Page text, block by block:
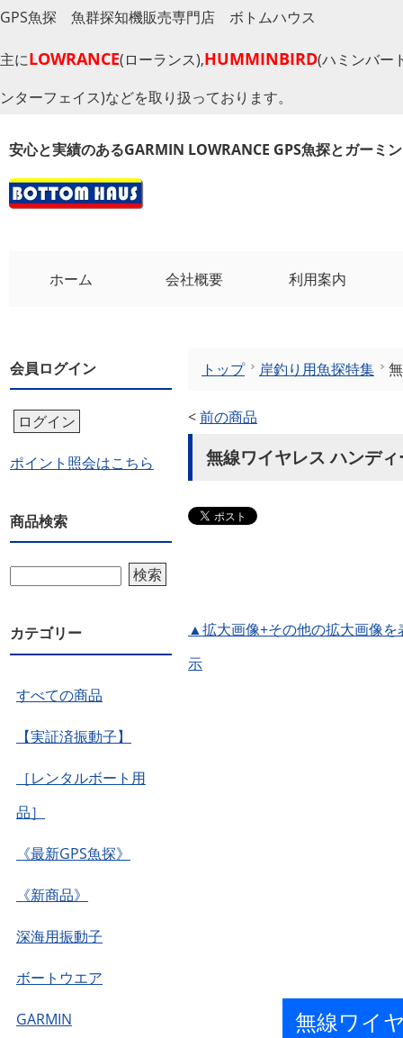
GPS魚探 魚群探知機販売専門店 ボトムハウス
主にLOWRANCE(ローランス),HUMMINBIRD(ハミンバー
ンターフェイス)などを取り扱っております。
安心と実績のあるGARMIN LOWRANCE GPS魚探とガーミ
ホーム 会社概要 利用案内
会員ログイン
ログイン
ポイント照会はこちら
商品検索
検索
カテゴリー
すべての商品
【実証済振動子】
［レンタルボート用
品］
《最新GPS魚探》
《新商品》
深海用振動子
ボートウエア
GARMIN
トップ 岸釣り用魚探特集
<前の商品
無線ワイヤレス ハンデ
▲拡大画像+その他の拡大画像を
示
無線ワイ